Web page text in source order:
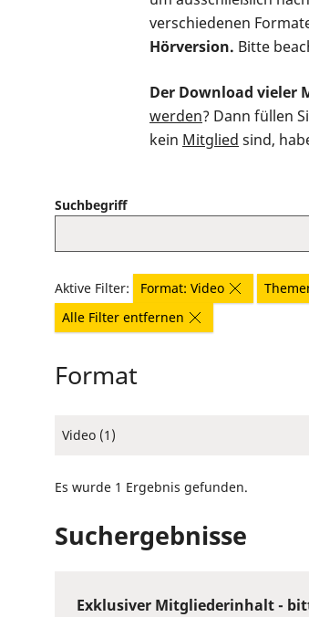
verschiedenen
Hörversion. Bitte
Der Download vieler
werden? Dann füllen
kein Mitglied sind,
Suchbegriff
Aktive Filter: Format: Video
Alle Filter entfernen
Format
Video (1)
Es wurde 1 Ergebnis gefunden.
Suchergebnisse
Exklusiver Mitgliederinhalt -